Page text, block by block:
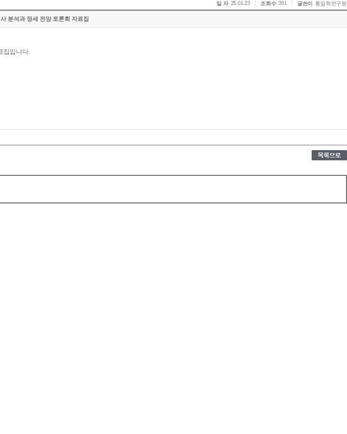
일 자 25.01.23 조회수 381 글쓴이 통일학연구원
분석과 정세 전망 토론회 자료집
집입니다.